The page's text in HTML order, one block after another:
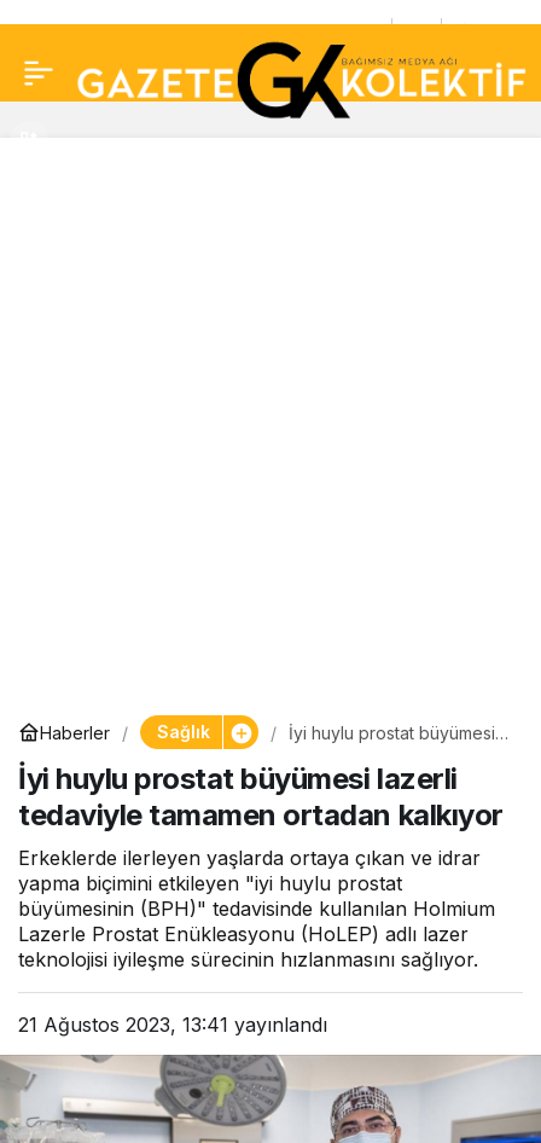
Haberler Sağlık
İyi huylu prostat büyümesi
ortadan kalkıyor
İyi huylu prostat büyümesi lazerli
tedaviyle tamamen ortadan kalkıyor
Erkeklerde ilerleyen yaşlarda ortaya çıkan ve idrar
yapma biçimini etkileyen "iyi huylu prostat
büyümesinin (BPH)" tedavisinde kullanılan Holmium
Lazerle Prostat Enükleasyonu (HoLEP) adlı lazer
teknolojisi iyileşme sürecinin hızlanmasını sağlıyor.
21 Ağustos 2023, 13:41 yayınlandı
yapmayanlar dikkat…